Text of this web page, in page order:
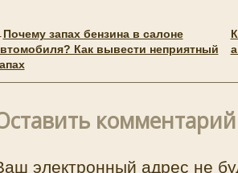
Почему запах бензина в салоне
Как вывести неприятный
комментарий
электронный адрес не